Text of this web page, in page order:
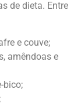
de dieta. Entre
e couve;
amêndoas e
bico;